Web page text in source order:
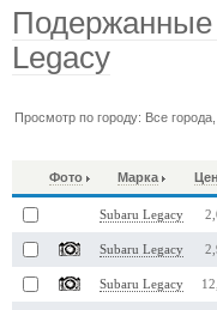
Подержанные
Legacy
Просмотр по городу: Все
Фото Марка
Subaru Legacy
Subaru Legacy
Subaru Legacy